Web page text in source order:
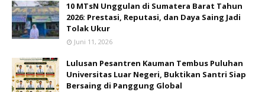
10 MTsN Unggulan di Sumatera Barat Tahun
2026: Prestasi, Reputasi, dan Daya Saing Jadi
Tolak Ukur
Juni 11, 2026
Lulusan Pesantren Kauman Tembus Puluhan
Universitas Luar Negeri, Buktikan Santri Siap
Bersaing di Panggung Global